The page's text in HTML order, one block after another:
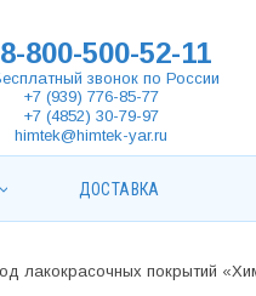
8-800-500-52-11
звонок по России
+7 (939) 776-85-77
+7 (4852) 30-79-97
himtek@himtek-yar.ru
ДОСТАВКА
лакокрасочных покрытий